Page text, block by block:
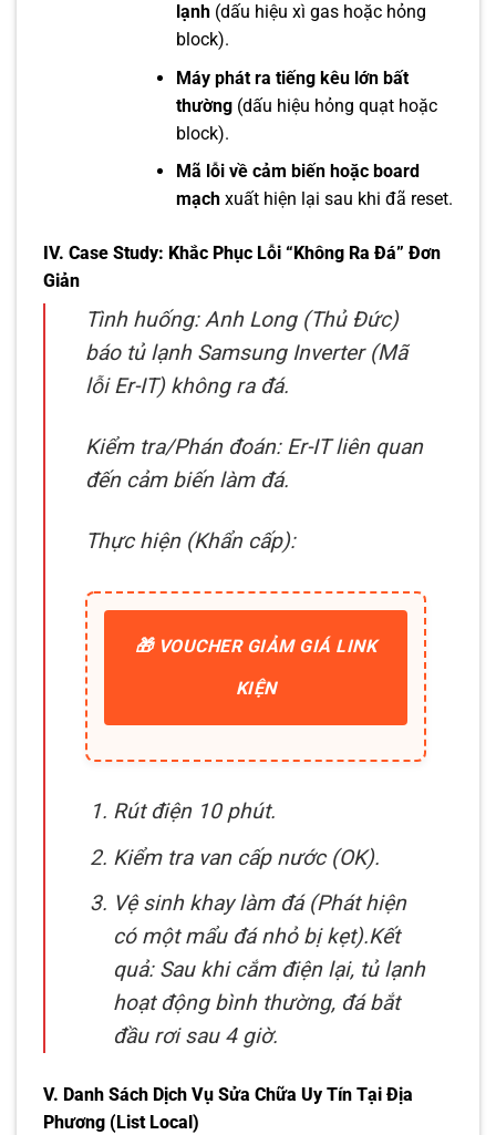
lạnh(dấu hiệu xì gas hoặc hỏng
block).
Máy phát ra tiếng kêu lớn bất
thường(dấu hiệu hỏng quạt hoặc
block).
Mã lỗi về cảm biến hoặc board
mạchxuất hiện lại sau khi đã reset.
IV. Case Study: Khắc Phục Lỗi “Không Ra Đá” Đơn
Giản
Tình huống: Anh Long (Thủ Đức)
báo tủ lạnh Samsung Inverter (Mã
lỗi Er-IT) không ra đá.
Kiểm tra/Phán đoán: Er-IT liên quan
đến cảm biến làm đá.
Thực hiện (Khẩn cấp):
🎁 VOUCHER GIẢM GIÁ LINK
KIỆN
Rút điện 10 phút.
Kiểm tra van cấp nước (OK).
Vệ sinh khay làm đá (Phát hiện
có một mẩu đá nhỏ bị kẹt).Kết
quả: Sau khi cắm điện lại, tủ lạnh
hoạt động bình thường, đá bắt
đầu rơi sau 4 giờ.
V. Danh Sách Dịch Vụ Sửa Chữa Uy Tín Tại Địa
Phương (List Local)